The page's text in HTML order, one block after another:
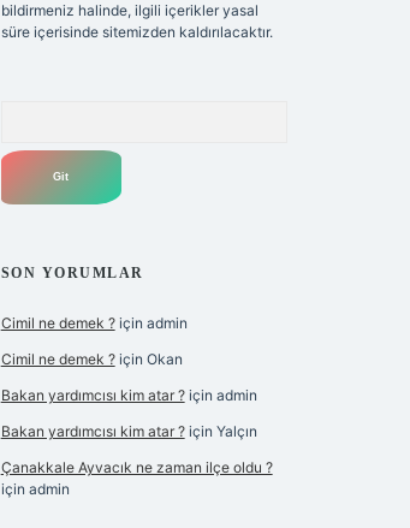
bildirmeniz halinde, ilgili içerikler yasal
süre içerisinde sitemizden kaldırılacaktır.
SON YORUMLAR
Cimil ne demek ?için admin
Cimil ne demek ?için Okan
Bakan yardımcısı kim atar ?için admin
Bakan yardımcısı kim atar ?için Yalçın
Çanakkale Ayvacık ne zaman ilçe oldu ?
için admin